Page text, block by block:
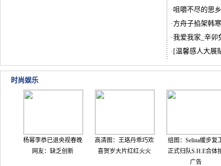
· 咀嚼不尽的思
· 方舟子掐架韩
·我爱我家_辛卯
· [温馨感人大展
时尚娱乐
杨幂李恭已退央视春晚
网友：缺乏创新
高清图：王珞丹乖巧欢
喜贺岁大片红红火火
组图：Selina缓步复
正式归队S.H.E合体
广告